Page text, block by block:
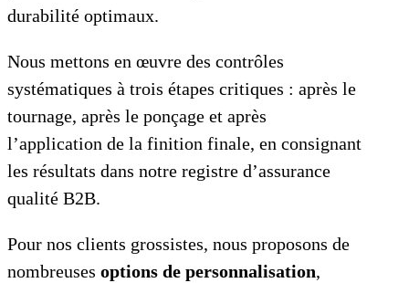
durabilité optimaux.
Nous mettons en œuvre des contrôles
systématiques à trois étapes critiques : après le
tournage, après le ponçage et après
l’application de la finition finale, en consignant
les résultats dans notre registre d’assurance
qualité B2B.
Pour nos clients grossistes, nous proposons de
nombreuses options de personnalisation,